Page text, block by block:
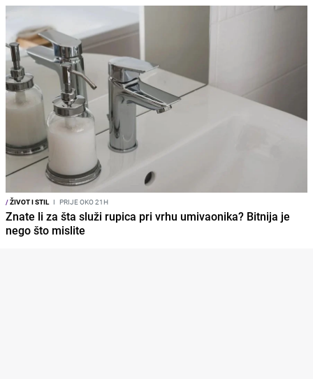
/ŽIVOT I STIL I PRIJE OKO 21H
Znate li za šta služi rupica pri vrhu umivaonika? Bitnija je
nego što mislite